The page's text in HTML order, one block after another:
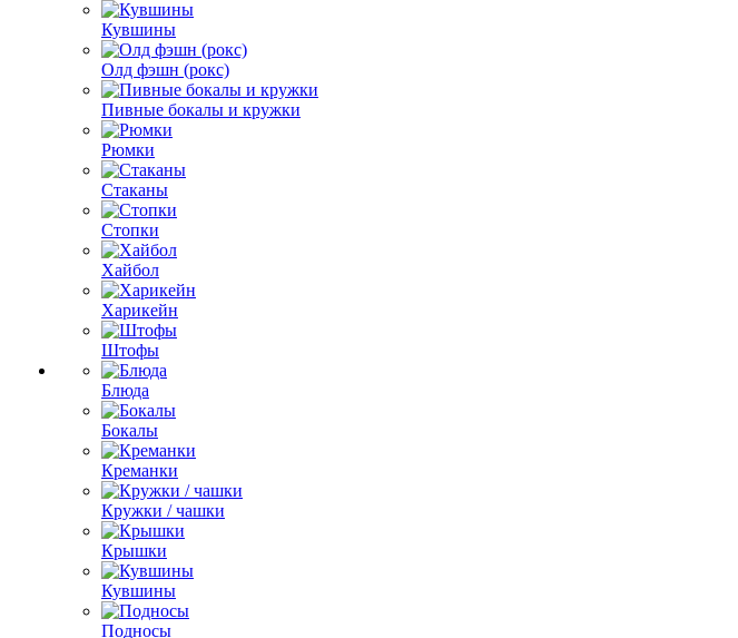
Кувшины
Олд фэшн (рокс)
Пивные бокалы и кружки
Рюмки
Стаканы
Стопки
Хайбол
Харикейн
Штофы
Блюда
Бокалы
Креманки
Кружки / чашки
Крышки
Кувшины
Подносы